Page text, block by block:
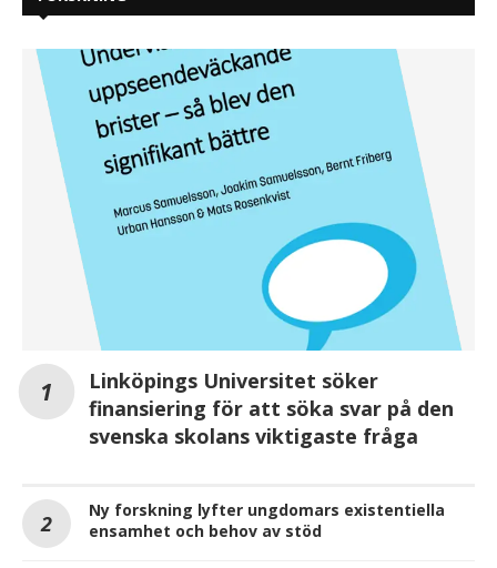
Linköpings Universitet söker
finansiering för att söka svar på den
svenska skolans viktigaste fråga
Ny forskning lyfter ungdomars existentiella
ensamhet och behov av stöd